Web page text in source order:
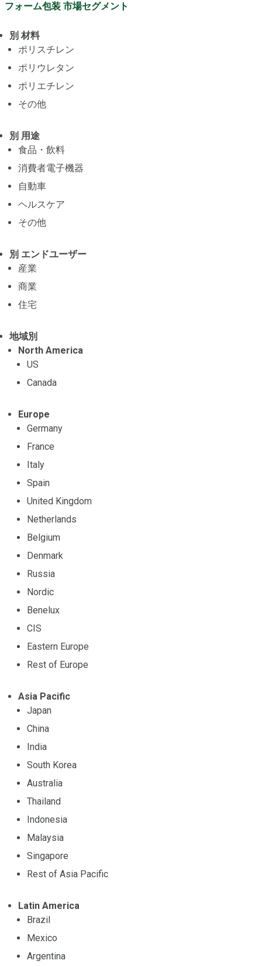
フォーム包装 市場セグメント
別 材料
ポリスチレン
ポリウレタン
ポリエチレン
その他
別 用途
食品・飲料
消費者電子機器
自動車
ヘルスケア
その他
別 エンドユーザー
産業
商業
住宅
地域別
North America
US
Canada
Europe
Germany
France
Italy
Spain
United Kingdom
Netherlands
Belgium
Denmark
Russia
Nordic
Benelux
CIS
Eastern Europe
Rest of Europe
Asia Pacific
Japan
China
India
South Korea
Australia
Thailand
Indonesia
Malaysia
Singapore
Rest of Asia Pacific
Latin America
Brazil
Mexico
Argentina